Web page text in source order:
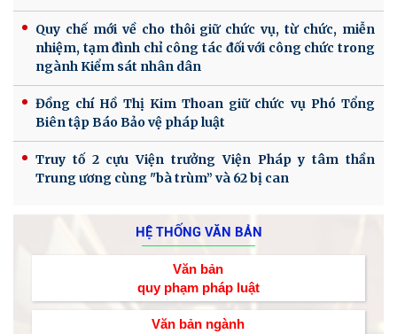
Quy chế mới về cho thôi giữ chức vụ, từ chức, miễn
nhiệm, tạm đình chỉ công tác đối với công chức trong
ngành Kiểm sát nhân dân
Đồng chí Hồ Thị Kim Thoan giữ chức vụ Phó Tổng
Biên tập Báo Bảo vệ pháp luật
Truy tố 2 cựu Viện trưởng Viện Pháp y tâm thần
Trung ương cùng "bà trùm” và 62 bị can
HỆ THỐNG VĂN BẢN
Văn bản
quy phạm pháp luật
Văn bản ngành